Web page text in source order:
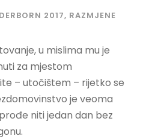
2017, RAZMJENE
u mislima mu je
za mjestom
– utočištem – rijetko se
je veoma
niti jedan dan bez